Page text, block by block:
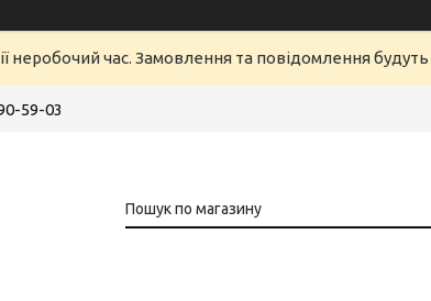
неробочий час. Замовлення та повідомлення
59-03